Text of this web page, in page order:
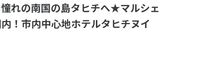
アイルランド
ハンガリー
履歴がありません
だ登録がありません
ください。
れの南国の島タヒチへ★マルシェ
！市内中心地ホテルタヒチヌイ